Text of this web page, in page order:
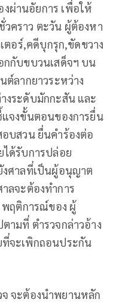
ผ่านอัยการ เพื่อให้
คราว ตะวัน ผู้ต้องหา
ตอร์,คดีบุกรุก,ขัดขวาง
กกับขบวนเสด็จฯ บน
ต์ลากยาวระหว่าง
งระดับมักกะสัน และ
แจงขั้นตอนของการยื่น
บสวน ยื่นคำร้องต่อ
ได้รับการปล่อย
งศาลที่เป็นผู้อนุญาต
ลจะต้องทำการ
พฤติการณ์ของ ผู้
ามที่ ตำรวจกล่าวอ้าง
จะเพิกถอนประกัน
จ จะต้องนำพยานหลัก